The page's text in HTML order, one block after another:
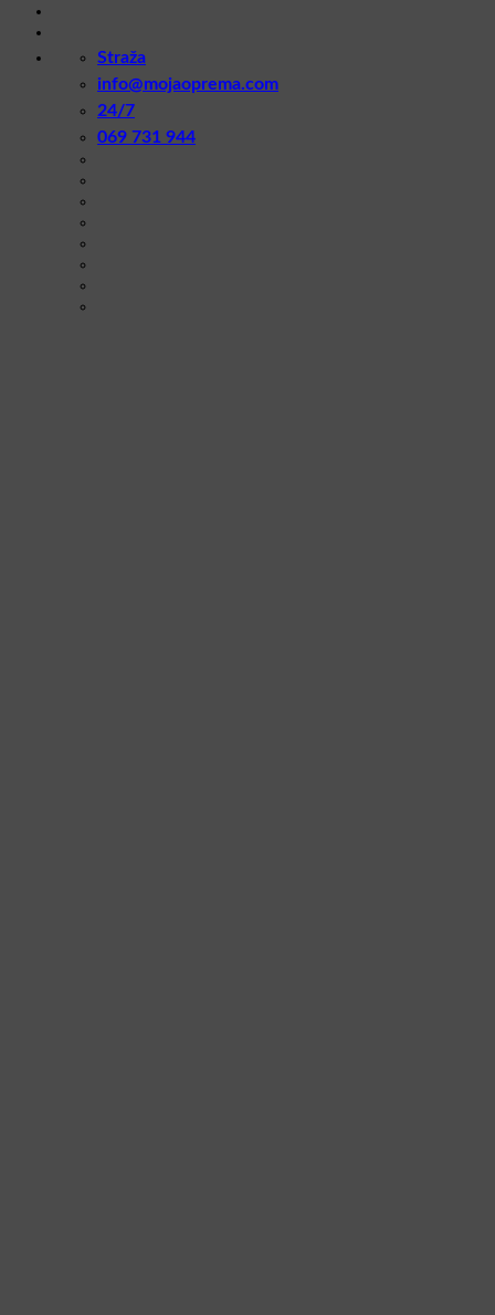
Straža
info@mojaoprema.com
24/7
069 731 944